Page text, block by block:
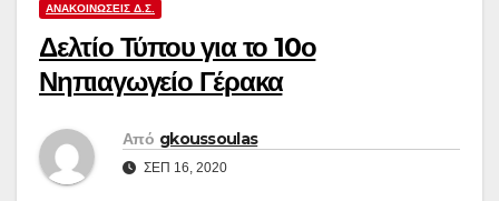
ΑΝΑΚΟΙΝΏΣΕΙΣ Δ.Σ.
Δελτίο Τύπου για το 10ο
Νηπιαγωγείο Γέρακα
Από gkoussoulas
ΣΕΠ 16, 2020